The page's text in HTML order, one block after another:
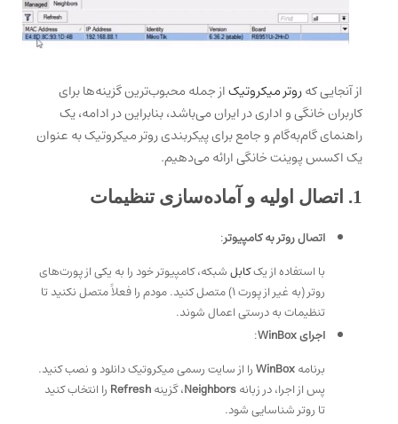
از آنجایی کهروتر میکروتیکاز جمله محبوب‌ترین گزینه‌ها برای
کاربران خانگی و اداری در ایران می‌باشد، بنابراین در ادامه، یک
راهنمای گام‌به‌گام و جامع برای پیکربندی روتر میکروتیک به عنوان
یک اکسس پوینت خانگی ارائه می‌دهیم.
1. اتصال اولیه و آماده‌سازی تنظیمات
اتصال روتر به کامپیوتر:
با استفاده از یککابلشبکه، کامپیوتر خود را به یکی از پورت‌های
روتر (به غیر از پورت ۱) متصل کنید. مودم را فعلاً متصل نکنید تا
تنظیمات به درستی اعمال شوند.
اجرای WinBox
:
برنامهWinBoxرا از سایت رسمی میکروتیک دانلود و نصب کنید.
پس از اجرا، در زبانهNeighbors، گزینهRefresh را انتخاب کنید
تا روتر شناسایی شود.